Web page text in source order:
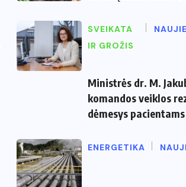
SVEIKATA
IR GROŽIS
Ministrės dr. M.
komandos veiklos
dėmesys
ENERGETIKA